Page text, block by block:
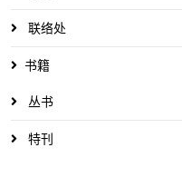
联络处
书籍
丛书
特刊